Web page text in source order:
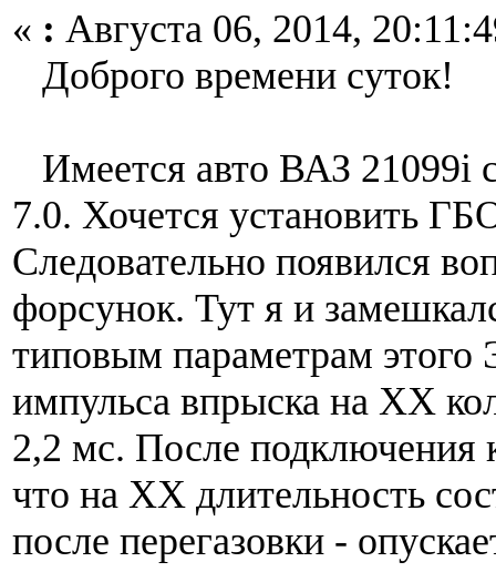
« : Августа 06, 2014,
Доброго времени суток!
Имеется авто ВАЗ 21099i
7.0. Хочется установить
Следовательно появился
форсунок. Тут я и
типовым параметрам этого
импульса впрыска на ХХ
2,2 мс. После
что на ХХ длительность
после перегазовки -